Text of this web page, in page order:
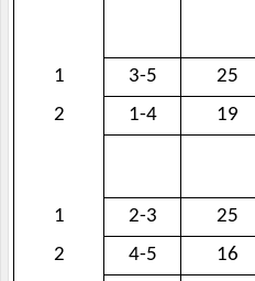
1 3-5 25
2
1-4 19
1 2-3 25
2
4-5 16